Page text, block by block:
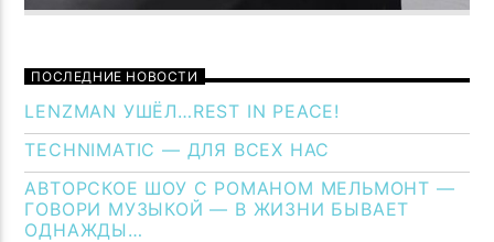
ПОСЛЕДНИЕ НОВОСТИ
LENZMAN УШЁЛ…REST IN PEACE!
TECHNIMATIC — ДЛЯ ВСЕХ НАС
АВТОРСКОЕ ШОУ С РОМАНОМ МЕЛЬМОНТ —
ГОВОРИ МУЗЫКОЙ — В ЖИЗНИ БЫВАЕТ
ОДНАЖДЫ…